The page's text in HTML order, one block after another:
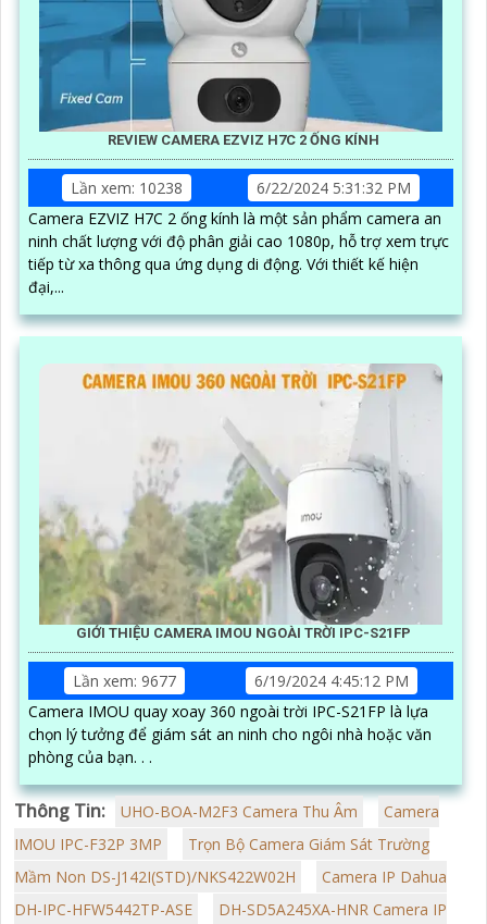
REVIEW CAMERA EZVIZ H7C 2 ỐNG KÍNH
Lần xem: 10238
6/22/2024 5:31:32 PM
Camera EZVIZ H7C 2 ống kính là một sản phẩm camera an
ninh chất lượng với độ phân giải cao 1080p, hỗ trợ xem trực
tiếp từ xa thông qua ứng dụng di động. Với thiết kế hiện
đại,...
GIỚI THIỆU CAMERA IMOU NGOÀI TRỜI IPC-S21FP
Lần xem: 9677
6/19/2024 4:45:12 PM
Camera IMOU quay xoay 360 ngoài trời IPC-S21FP là lựa
chọn lý tưởng để giám sát an ninh cho ngôi nhà hoặc văn
phòng của bạn. . .
Thông Tin: UHO-BOA-M2F3 Camera Thu Âm
Camera
IMOU IPC-F32P 3MP
Trọn Bộ Camera Giám Sát Trường
Mầm Non DS-J142I(STD)/NKS422W02H
Camera IP Dahua
DH-IPC-HFW5442TP-ASE
DH-SD5A245XA-HNR Camera IP